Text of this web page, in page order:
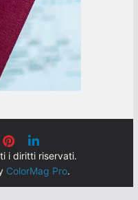
i diritti riservati.
ColorMag Pro.